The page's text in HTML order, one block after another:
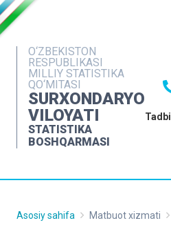
O‘ZBEKISTON
RESPUBLIKASI
MILLIY STATISTIKA
QO‘MITASI
SURXONDARYO
VILOYATI
STATISTIKA
BOSHQARMASI
OCHIQ
INTERAKTIV
MATBUOT
Asosiy sahifa Matbuot xizmati